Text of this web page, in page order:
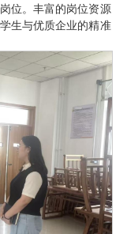
位。丰富的岗位资源
生与优质企业的精准